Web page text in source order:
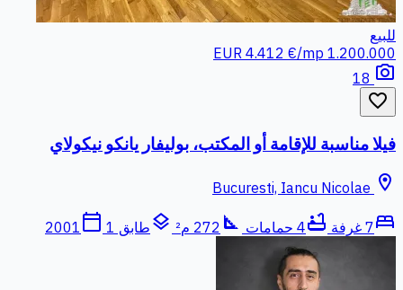
للبيع
1.200.000 EUR
4.412 €/mp
photo_camera
favorite_border
فيلا مناسبة للإقامة أو المكتب، بوليفار يانكو نيكولاي
location_on
bed7 غرفة bathtub4 حمامات square_foot 272 م² layers طابق 1 calendar_today
2001